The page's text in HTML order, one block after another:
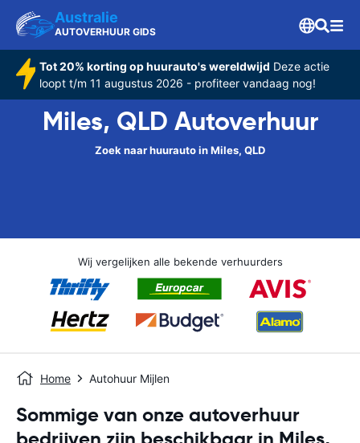
Australie
AUTOVERHUUR GIDS
Tot 20% korting op huurauto's wereldwijd Deze actie
loopt t/m 11 augustus 2026 - profiteer vandaag nog!
Miles, QLD Autoverhuur
Zoek naar huurauto in Miles, QLD
Wij vergelijken alle bekende verhuurders
Home Autohuur Mijlen
Sommige van onze autoverhuur